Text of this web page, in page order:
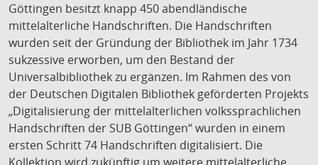
Göttingen besitzt knapp 450 abendländische
mittelalterliche Handschriften. Die Handschriften
wurden seit der Gründung der Bibliothek im Jahr 1734
sukzessive erworben, um den Bestand der
Universalbibliothek zu ergänzen. Im Rahmen des von
der Deutschen Digitalen Bibliothek geförderten Projekts
„Digitalisierung der mittelalterlichen volkssprachlichen
Handschriften der SUB Göttingen“ wurden in einem
ersten Schritt 74 Handschriften digitalisiert. Die